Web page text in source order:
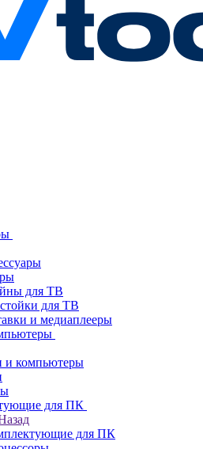
для ТВ
для ТВ
и медиаплееры
и компьютеры
для ПК
для ПК